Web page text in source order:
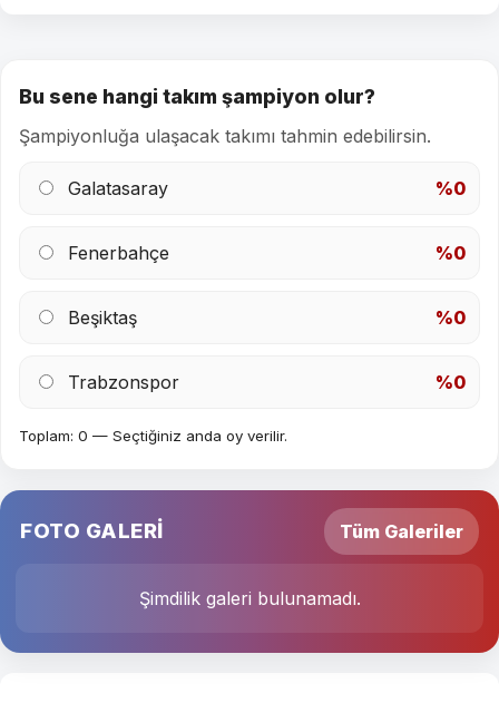
Bu sene hangi takım şampiyon olur?
Şampiyonluğa ulaşacak takımı tahmin edebilirsin.
Galatasaray %0
Fenerbahçe %0
Beşiktaş %0
Trabzonspor %0
Toplam: 0 — Seçtiğiniz anda oy verilir.
FOTO GALERİ Tüm Galeriler
Şimdilik galeri bulunamadı.